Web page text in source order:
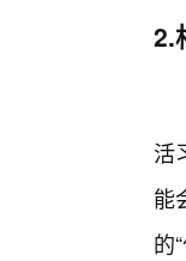
2.
活
能
的